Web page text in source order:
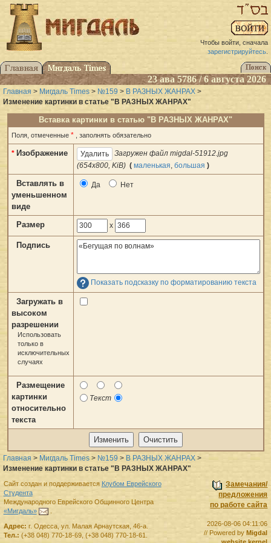
Чтобы войти, сначала
зарегистрируйтесь.
23 ава 5786 / 6 августа 2026
Главная > Мигдаль Times > №159 > В РАЗНЫХ ЖАНРАХ >
Изменение картинки в статье "В РАЗНЫХ ЖАНРАХ"
Вставка картинки в статью "В РАЗНЫХ ЖАНРАХ"
Поля, отмеченные * , заполнять обязательно
* Изображение
Загружен файл migdal-51912.jpg
(654x800, KiB) ( маленькая большая )
Вставлять в
уменьшенном
виде
Да Нет
Размер x
Подпись
Показать подсказку по форматированию текста
Загружать в
высоком
разрешении
Использовать
только в
исключительных
случаях
Размещение
картинки
относительно
текста
Текст
Главная > Мигдаль Times > №159 > В РАЗНЫХ ЖАНРАХ >
Изменение картинки в статье "В РАЗНЫХ ЖАНРАХ"
Замечания/
предложения
по работе сайта
2026-08-06 04:11:06
// Powered by Migdal
Сайт создан и поддерживается Клубом Еврейского
Студента
Международного Еврейского Общинного Центра
«Мигдаль»
Адрес: г. Одесса, ул. Малая Арнаутская, 46-а.
Тел.: (+38 048) 770-18-69, (+38 048) 770-18-61